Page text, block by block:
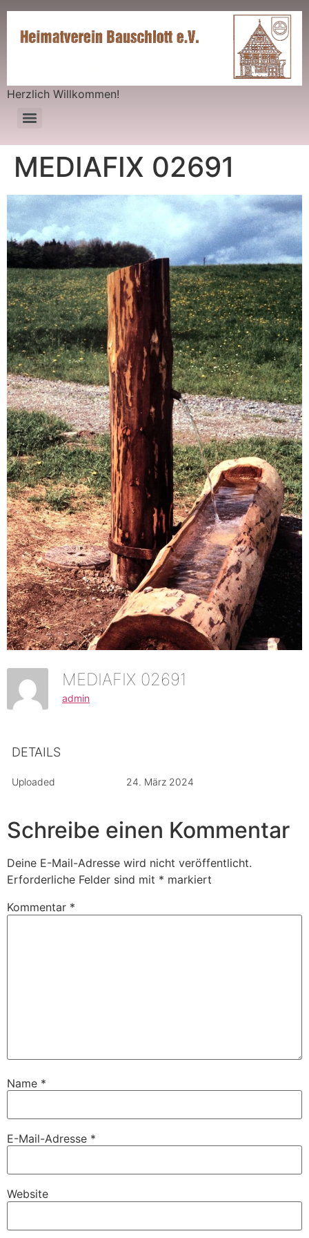
Herzlich Willkommen!
MEDIAFIX 02691
MEDIAFIX 02691
admin
DETAILS
Uploaded 24. März 2024
Schreibe einen Kommentar
Deine E-Mail-Adresse wird nicht veröffentlicht.
Erforderliche Felder sind mit * markiert
Kommentar *
Name *
E-Mail-Adresse *
Website